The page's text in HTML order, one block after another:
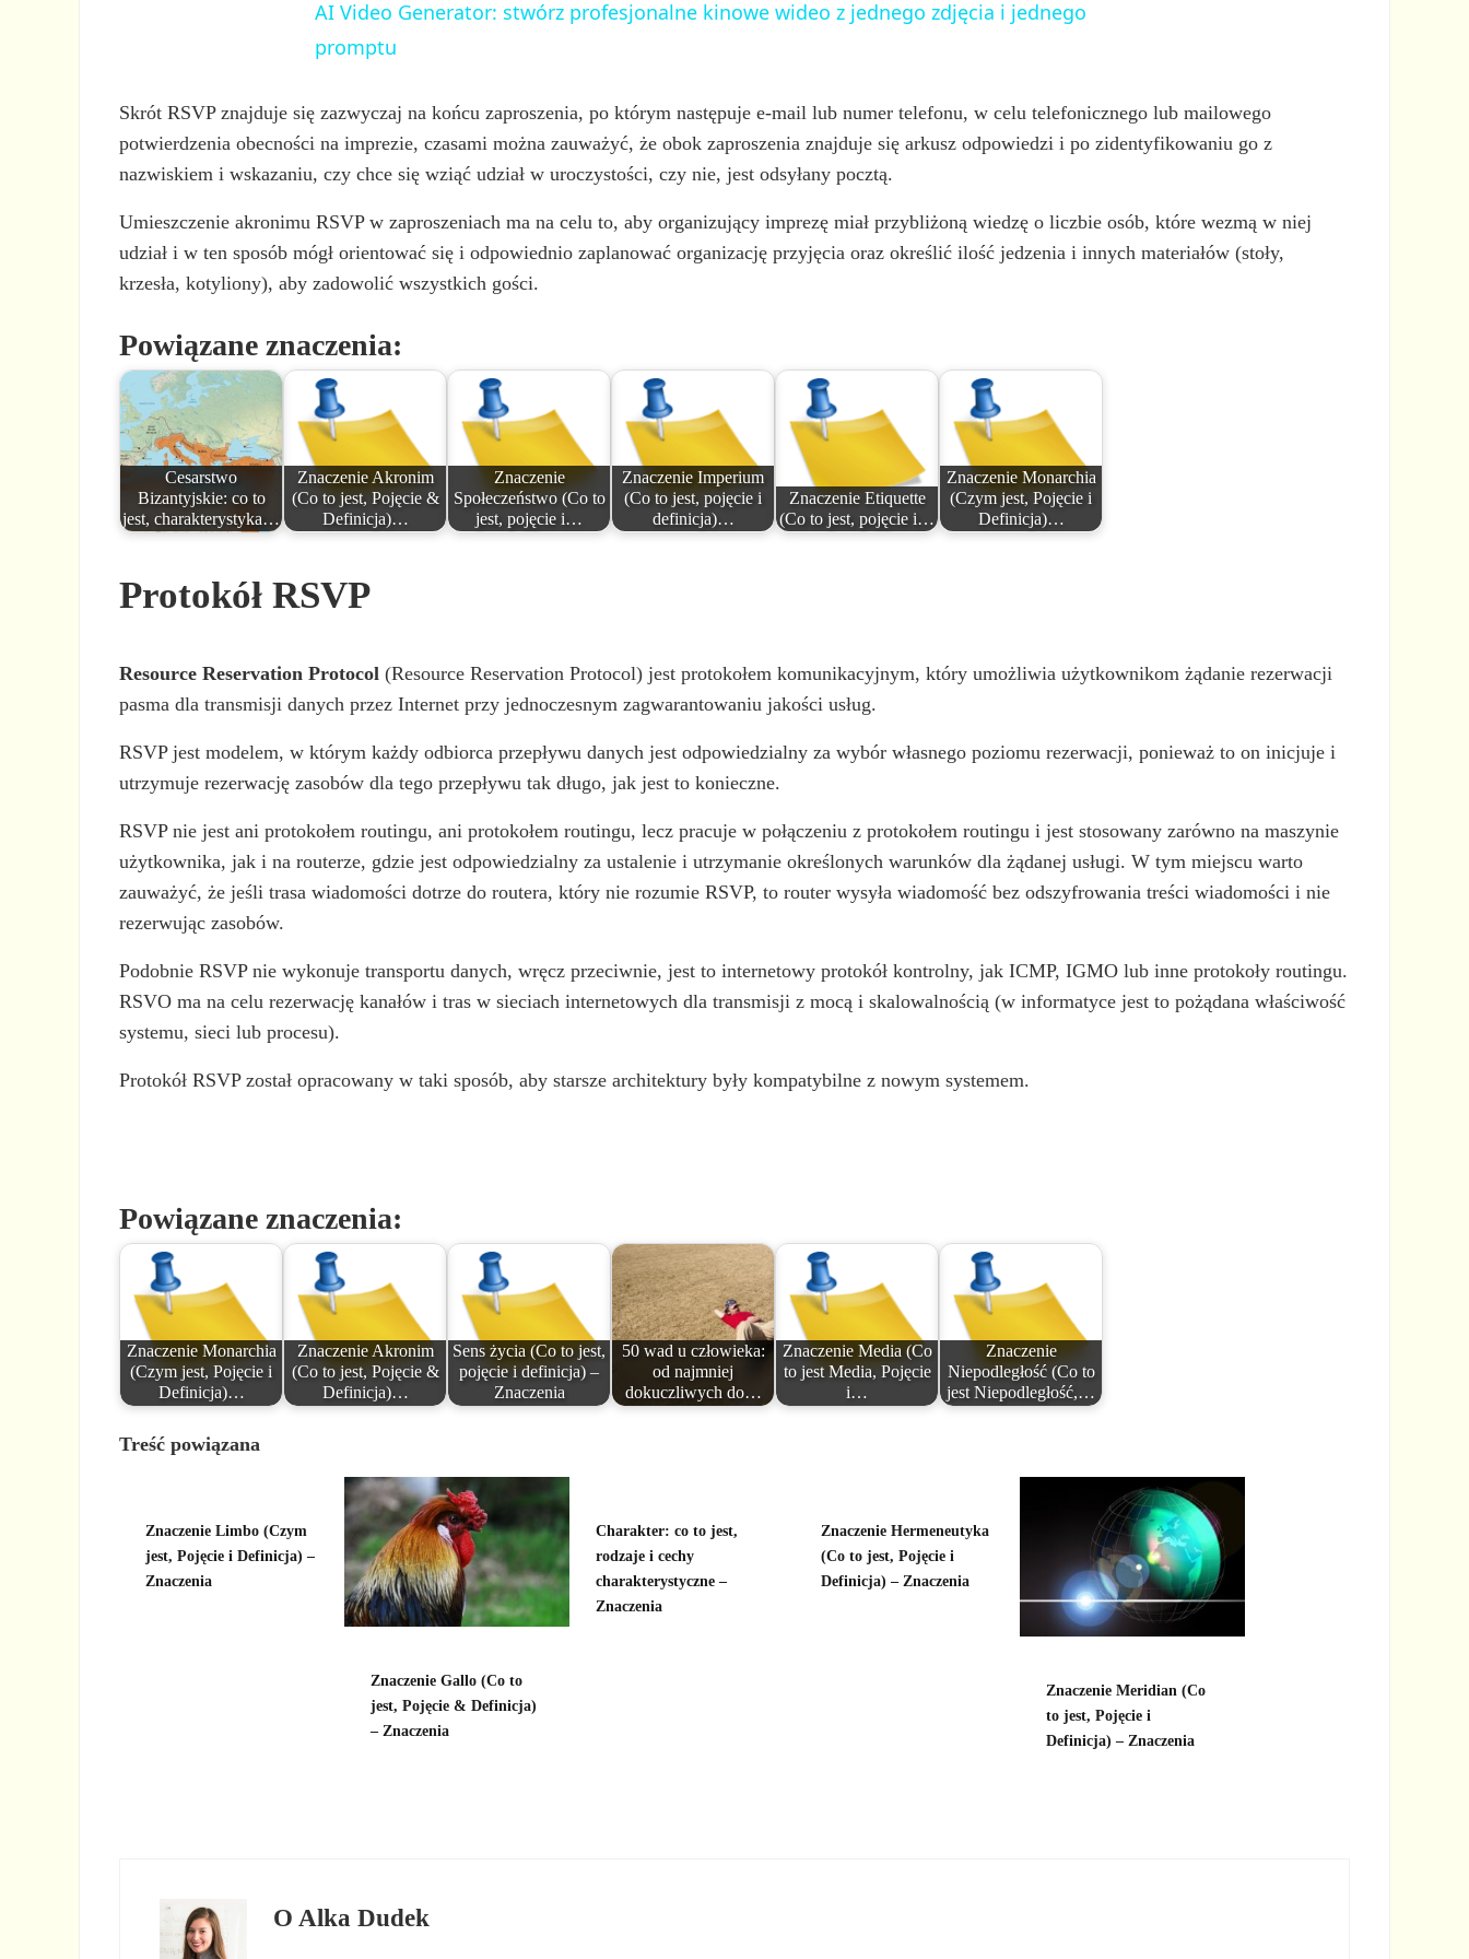
d
o
AI Video Generator: stwórz profesjonalne kinowe wideo z jednego zdjęcia i jednego
promptu
Skrót RSVP znajduje się zazwyczaj na końcu zaproszenia, po którym następuje e-mail lub numer telefonu, w celu telefonicznego lub mailowego
potwierdzenia obecności na imprezie, czasami można zauważyć, że obok zaproszenia znajduje się arkusz odpowiedzi i po zidentyfikowaniu go z
nazwiskiem i wskazaniu, czy chce się wziąć udział w uroczystości, czy nie, jest odsyłany pocztą.
Umieszczenie akronimu RSVP w zaproszeniach ma na celu to, aby organizujący imprezę miał przybliżoną wiedzę o liczbie osób, które wezmą w niej
udział i w ten sposób mógł orientować się i odpowiednio zaplanować organizację przyjęcia oraz określić ilość jedzenia i innych materiałów (stoły,
krzesła, kotyliony), aby zadowolić wszystkich gości.
Powiązane znaczenia:
Cesarstwo
Bizantyjskie: co to
jest, charakterystyka…
Znaczenie Akronim
(Co to jest, Pojęcie &
Definicja)…
Znaczenie
Społeczeństwo (Co to
jest, pojęcie i…
Znaczenie Imperium
(Co to jest, pojęcie i
definicja)…
Znaczenie Etiquette
(Co to jest, pojęcie i…
Znaczenie Monarchia
(Czym jest, Pojęcie i
Definicja)…
Protokół RSVP
Resource Reservation Protocol (Resource Reservation Protocol) jest protokołem komunikacyjnym, który umożliwia użytkownikom żądanie rezerwacji
pasma dla transmisji danych przez Internet przy jednoczesnym zagwarantowaniu jakości usług.
RSVP jest modelem, w którym każdy odbiorca przepływu danych jest odpowiedzialny za wybór własnego poziomu rezerwacji, ponieważ to on inicjuje i
utrzymuje rezerwację zasobów dla tego przepływu tak długo, jak jest to konieczne.
RSVP nie jest ani protokołem routingu, ani protokołem routingu, lecz pracuje w połączeniu z protokołem routingu i jest stosowany zarówno na maszynie
użytkownika, jak i na routerze, gdzie jest odpowiedzialny za ustalenie i utrzymanie określonych warunków dla żądanej usługi. W tym miejscu warto
zauważyć, że jeśli trasa wiadomości dotrze do routera, który nie rozumie RSVP, to router wysyła wiadomość bez odszyfrowania treści wiadomości i nie
rezerwując zasobów.
Podobnie RSVP nie wykonuje transportu danych, wręcz przeciwnie, jest to internetowy protokół kontrolny, jak ICMP, IGMO lub inne protokoły routingu.
RSVO ma na celu rezerwację kanałów i tras w sieciach internetowych dla transmisji z mocą i skalowalnością (w informatyce jest to pożądana właściwość
systemu, sieci lub procesu).
Protokół RSVP został opracowany w taki sposób, aby starsze architektury były kompatybilne z nowym systemem.
Powiązane znaczenia:
Znaczenie Monarchia
(Czym jest, Pojęcie i
Definicja)…
Znaczenie Akronim
(Co to jest, Pojęcie &
Definicja)…
Sens życia (Co to jest,
pojęcie i definicja) –
Znaczenia
50 wad u człowieka:
od najmniej
dokuczliwych do…
Znaczenie Media (Co
to jest Media, Pojęcie
i…
Znaczenie
Niepodległość (Co to
jest Niepodległość,…
Treść powiązana
Znaczenie Limbo (Czym
jest, Pojęcie i Definicja) –
Znaczenia
Znaczenie Gallo (Co to
jest, Pojęcie & Definicja)
– Znaczenia
Charakter: co to jest,
rodzaje i cechy
charakterystyczne –
Znaczenia
Znaczenie Hermeneutyka
(Co to jest, Pojęcie i
Definicja) – Znaczenia
Znaczenie Meridian (Co
to jest, Pojęcie i
Definicja) – Znaczenia
O Alka Dudek